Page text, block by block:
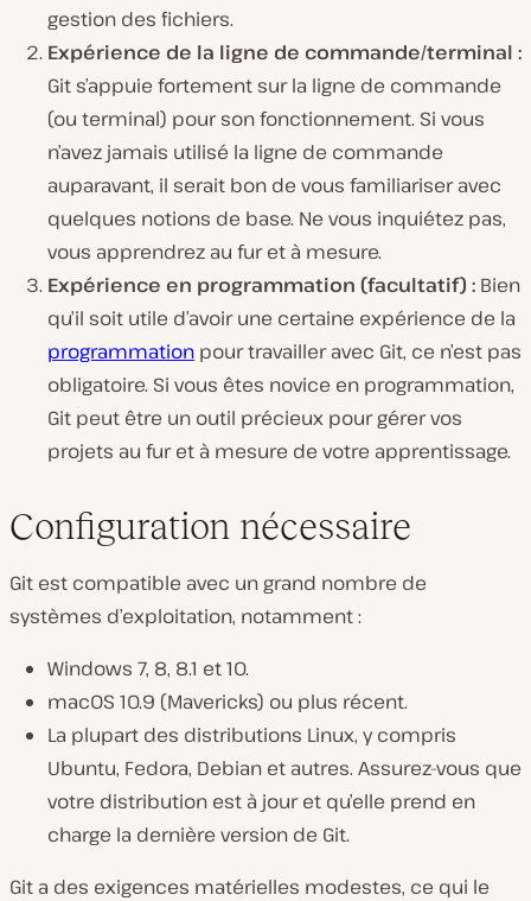
gestion des fichiers.
Expérience de la ligne de commande/terminal :
Git s’appuie fortement sur la ligne de commande
(ou terminal) pour son fonctionnement. Si vous
n’avez jamais utilisé la ligne de commande
auparavant, il serait bon de vous familiariser avec
quelques notions de base. Ne vous inquiétez pas,
vous apprendrez au fur et à mesure.
Expérience en programmation (facultatif) : Bien
qu’il soit utile d’avoir une certaine expérience de la
programmation pour travailler avec Git, ce n’est pas
obligatoire. Si vous êtes novice en programmation,
Git peut être un outil précieux pour gérer vos
projets au fur et à mesure de votre apprentissage.
Configuration nécessaire
Git est compatible avec un grand nombre de
systèmes d’exploitation, notamment :
Windows 7, 8, 8.1 et 10.
macOS 10.9 (Mavericks) ou plus récent.
La plupart des distributions Linux, y compris
Ubuntu, Fedora, Debian et autres. Assurez-vous que
votre distribution est à jour et qu’elle prend en
charge la dernière version de Git.
Git a des exigences matérielles modestes, ce qui le